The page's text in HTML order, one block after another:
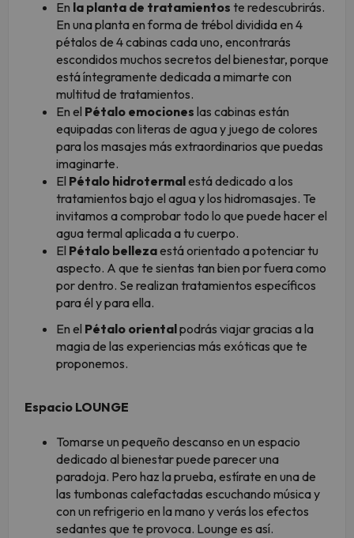
En la planta de tratamientos te redescubrirás.
En una planta en forma de trébol dividida en 4
pétalos de 4 cabinas cada uno, encontrarás
escondidos muchos secretos del bienestar, porque
está íntegramente dedicada a mimarte con
multitud de tratamientos.
En el Pétalo emociones las cabinas están
equipadas con literas de agua y juego de colores
para los masajes más extraordinarios que puedas
imaginarte.
El Pétalo hidrotermalestá dedicado a los
tratamientos bajo el agua y los hidromasajes. Te
invitamos a comprobar todo lo que puede hacer el
agua termal aplicada a tu cuerpo.
El Pétalo bellezaestá orientado a potenciar tu
aspecto. A que te sientas tan bien por fuera como
por dentro. Se realizan tratamientos específicos
para él y para ella.
En el Pétalo orientalpodrás viajar gracias a la
magia de las experiencias más exóticas que te
proponemos.
Espacio LOUNGE
Tomarse un pequeño descanso en un espacio
dedicado al bienestar puede parecer una
paradoja. Pero haz la prueba, estírate en una de
las tumbonas calefactadas escuchando música y
con un refrigerio en la mano y verás los efectos
sedantes que te provoca. Lounge es así.